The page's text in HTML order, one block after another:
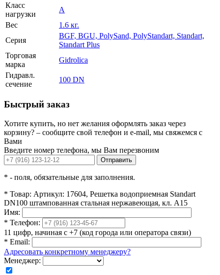
Класс
нагрузки
A
Вес
1.6 кг.
Серия
BGF, BGU, PolySand, PolyStandart, Standart,
Standart Plus
Торговая
марка
Gidrolica
Гидравл.
сечение
100 DN
Быстрый заказ
Хотите купить, но нет желания оформлять заказ через
корзину? – сообщите свой телефон и e-mail, мы свяжемся с
Вами
Введите номер телефона, мы Вам перезвоним
Отправить
* - поля, обязательные для заполнения.
* Товар: Артикул: 17604, Решетка водоприемная Standart
DN100 штампованная стальная нержавеющая, кл. А15
Имя:
* Телефон:
11 цифр, начиная с +7 (код города или оператора связи)
* Email:
Адресовать конкретному менеджеру?
Менеджер: